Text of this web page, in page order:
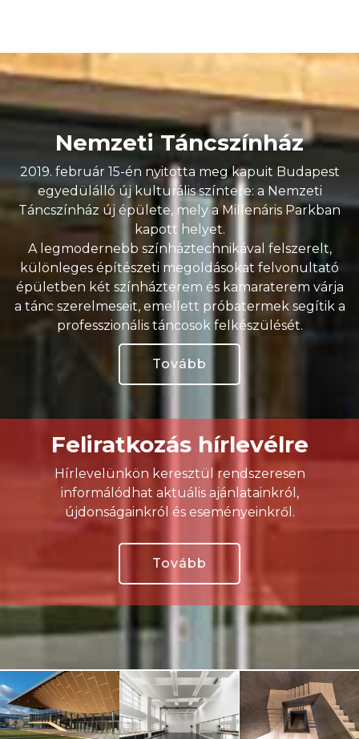
Nemzeti Táncszínház
2019. február 15-én nyitotta meg kapuit Budapest
egyedülálló új kulturális színtere: a Nemzeti
Táncszínház új épülete, mely a Millenáris Parkban
kapott helyet.
A legmodernebb színháztechnikával felszerelt,
különleges építészeti megoldásokat felvonultató
épületben két színházterem és kamaraterem várja
a tánc szerelmeseit, emellett próbatermek segítik a
professzionális táncosok felkészülését.
Tovább
Feliratkozás hírlevélre
Hírlevelünkön keresztül rendszeresen
informálódhat aktuális ajánlatainkról,
újdonságainkról és eseményeinkről.
Tovább